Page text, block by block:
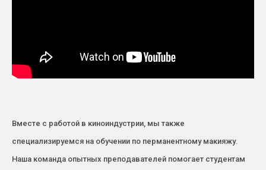
Вместе с работой в киноиндустрии, мы также
специализируемся на обучении по перманентному макияжу.
Наша команда опытных преподавателей помогает студентам